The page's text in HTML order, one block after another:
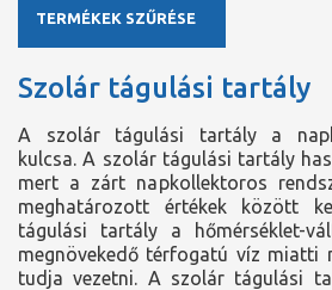
Szolár tágulási tartály
A szolár tágulási tartály a
kulcsa. A szolár tágulási tartály
mert a zárt napkollektoros
meghatározott értékek között
tágulási tartály a hőmérséklet-
megnövekedő térfogatú víz miatti
tudja vezetni. A szolár tágulási
TERMÉKEK SZŰRÉSE